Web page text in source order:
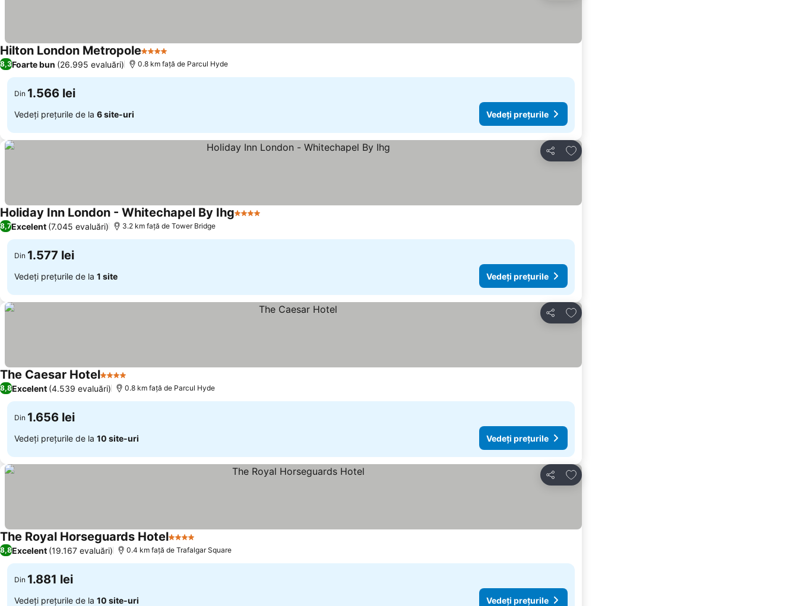
Hilton London Metropole4 Stele
8,3Foarte bun (26.995 evaluări) 0.8 km faţă de Parcul Hyde
Din 1.566 lei
Vedeți prețurile de la 6 site-uri Vedeți prețurile
Distribuiți
Adăugaţi la favorite
Holiday Inn London - Whitechapel By Ihg4 Stele
8,7Excelent (7.045 evaluări) 3.2 km faţă de Tower Bridge
Din 1.577 lei
Vedeți prețurile de la 1 site Vedeți prețurile
Distribuiți
Adăugaţi la favorite
The Caesar Hotel4 Stele
8,8Excelent (4.539 evaluări) 0.8 km faţă de Parcul Hyde
Din 1.656 lei
Vedeți prețurile de la 10 site-uri Vedeți prețurile
Distribuiți
Adăugaţi la favorite
The Royal Horseguards Hotel4 Stele
8,8Excelent (19.167 evaluări) 0.4 km faţă de Trafalgar Square
Din 1.881 lei
Vedeți prețurile de la 10 site-uri Vedeți prețurile